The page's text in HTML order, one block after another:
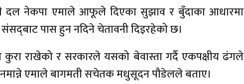
दल नेकपा एमाले आफूले दिएका सुझाव र बुँदाका आधारमा
पास हुन नदिने चेतावनी दिइरहेको छ।
राखेको र सरकारले यसको बेवास्ता गर्दै एकपक्षीय ढंगले
एमाले बागमती सचेतक मधुसूदन पौडेलले बताए।